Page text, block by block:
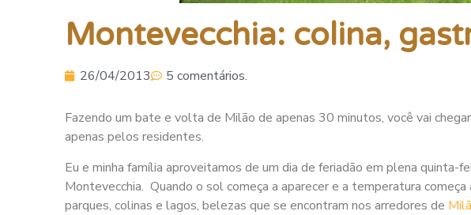
Montevecchia: colina,
26/04/2013 5 comentários.
Fazendo um bate e volta de Milão de apenas 30 minutos, você vai
apenas pelos residentes.
Eu e minha família aproveitamos de um dia de feriadão em plena quinta-
Montevecchia. Quando o sol começa a aparecer e a temperatura
parques, colinas e lagos, belezas que se encontram nos arredores de